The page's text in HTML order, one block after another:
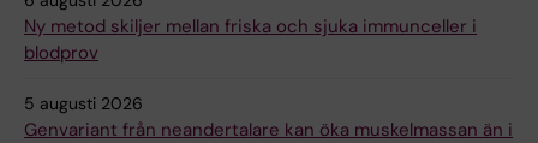
Ny metod skiljer mellan friska och sjuka immunceller i
blodprov
5 augusti 2026
Genvariant från neandertalare kan öka muskelmassan än i